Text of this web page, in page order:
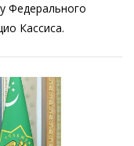
Федерального
Кассиса.